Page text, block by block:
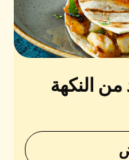
من النكهة